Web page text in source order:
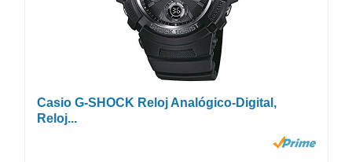
Casio G-SHOCK Reloj Analógico-Digital,
Reloj...